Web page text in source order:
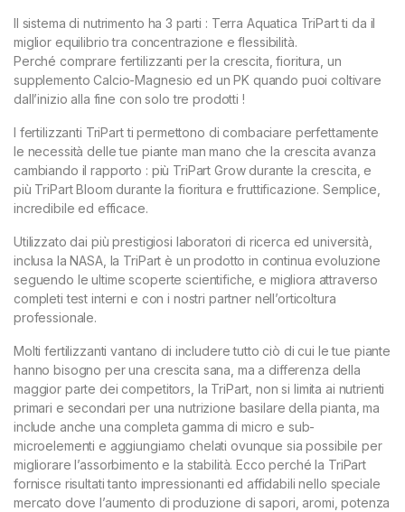
Il sistema di nutrimento ha 3 parti : Terra Aquatica TriPart ti da il
miglior equilibrio tra concentrazione e flessibilità.
Perché comprare fertilizzanti per la crescita, fioritura, un
supplemento Calcio-Magnesio ed un PK quando puoi coltivare
dall’inizio alla fine con solo tre prodotti !
I fertilizzanti TriPart ti permettono di combaciare perfettamente
le necessità delle tue piante man mano che la crescita avanza
cambiando il rapporto : più TriPart Grow durante la crescita, e
più TriPart Bloom durante la fioritura e fruttificazione. Semplice,
incredibile ed efficace.
Utilizzato dai più prestigiosi laboratori di ricerca ed università,
inclusa la NASA, la TriPart è un prodotto in continua evoluzione
seguendo le ultime scoperte scientifiche, e migliora attraverso
completi test interni e con i nostri partner nell’orticoltura
professionale.
Molti fertilizzanti vantano di includere tutto ciò di cui le tue piante
hanno bisogno per una crescita sana, ma a differenza della
maggior parte dei competitors, la TriPart, non si limita ai nutrienti
primari e secondari per una nutrizione basilare della pianta, ma
include anche una completa gamma di micro e sub-
microelementi e aggiungiamo chelati ovunque sia possibile per
migliorare l’assorbimento e la stabilità. Ecco perché la TriPart
fornisce risultati tanto impressionanti ed affidabili nello speciale
mercato dove l’aumento di produzione di sapori, aromi, potenza